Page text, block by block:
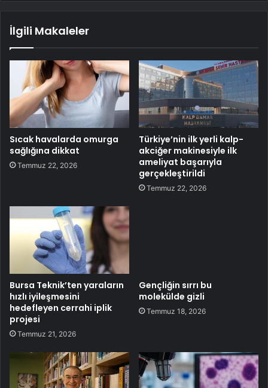
İlgili Makaleler
Sıcak havalarda omurga
sağlığına dikkat
Temmuz 22, 2026
Türkiye’nin ilk yerli kalp-
akciğer makinesiyle ilk
ameliyat başarıyla
gerçekleştirildi
Temmuz 22, 2026
Bursa Teknik’ten yaraların
hızlı iyileşmesini
hedefleyen cerrahi iplik
projesi
Temmuz 21, 2026
Gençliğin sırrı bu
molekülde gizli
Temmuz 18, 2026